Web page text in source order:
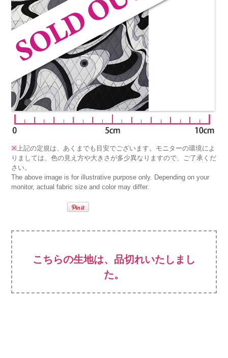
※上記の定規は、あくまでも目安でございます。モニターの環境によ
りましては、色の見え方や大きさが多少異なりますので、ご了承くだ
さい。
The above image is for illustrative purpose only. Depending on your
monitor, actual fabric size and color may differ.
こちらの生地は、品切れいたしまし
た。